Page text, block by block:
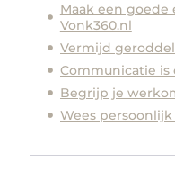
Maak een
Vonk360.nl
Vermijd geroddel
Communicatie is
Begrijp je
Wees